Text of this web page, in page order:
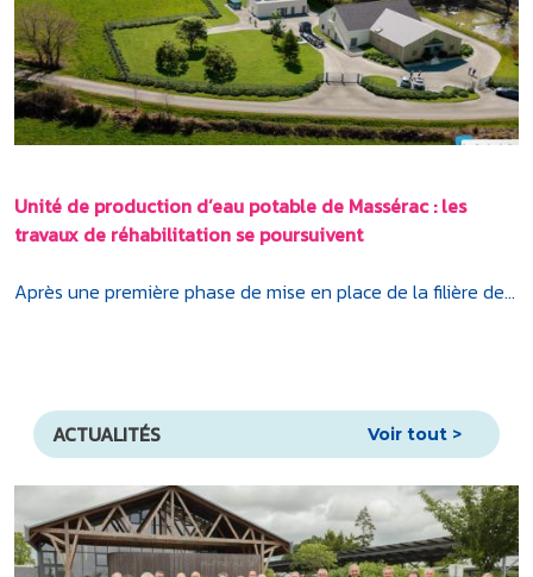
Unité de production d’eau potable de Massérac : les
travaux de réhabilitation se poursuivent
Après une première phase de mise en place de la filière de...
ACTUALITÉS Voir tout >